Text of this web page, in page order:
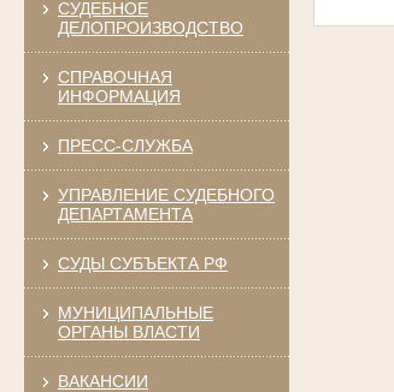
СУДЕБНОЕ
ДЕЛОПРОИЗВОДСТВО
СПРАВОЧНАЯ
ИНФОРМАЦИЯ
ПРЕСС-СЛУЖБА
УПРАВЛЕНИЕ СУДЕБНОГО
ДЕПАРТАМЕНТА
СУДЫ СУБЪЕКТА РФ
МУНИЦИПАЛЬНЫЕ
ОРГАНЫ ВЛАСТИ
ВАКАНСИИ